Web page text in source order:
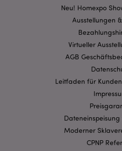
Neu! Homexpo
Ausstellungen
Virtueller
AGB
Leitfaden für
Moderner
CPNP
Ausrichten
Streng-notwendige-Cookies
Benutzeranmeldung und die
Ohne unbedingt notwendige
Website nicht richtig genutzt
Name